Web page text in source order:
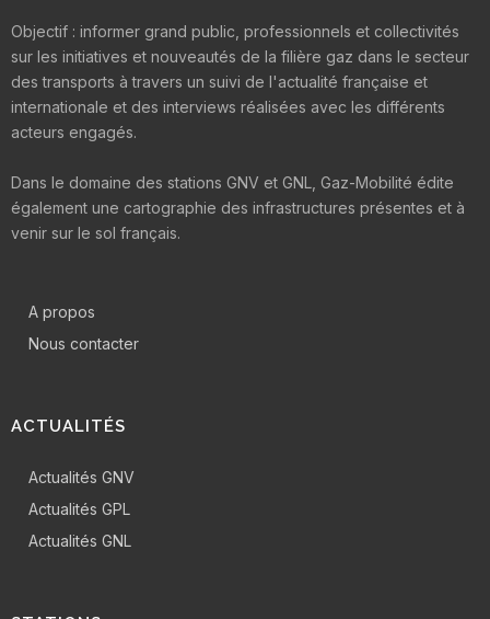
Objectif : informer grand public, professionnels et collectivités
sur les initiatives et nouveautés de la filière gaz dans le secteur
des transports à travers un suivi de l'actualité française et
internationale et des interviews réalisées avec les différents
acteurs engagés.
Dans le domaine des stations GNV et GNL, Gaz-Mobilité édite
également une cartographie des infrastructures présentes et à
venir sur le sol français.
A propos
Nous contacter
ACTUALITÉS
Actualités GNV
Actualités GPL
Actualités GNL